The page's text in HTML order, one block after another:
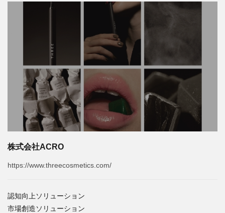
株式会社ACRO
https://www.threecosmetics.com/
認知向上ソリューション
市場創造ソリューション